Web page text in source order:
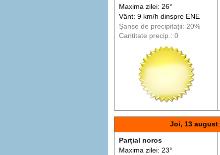
Maxima zilei: 26°
Vânt: 9 km/h dinspreENE
Șanse de precipitații: 20%
Cantitate precip.: 0
Joi, 13 august:
Parțial noros
Maxima zilei: 23°